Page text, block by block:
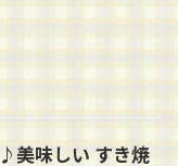
美味しい すき焼